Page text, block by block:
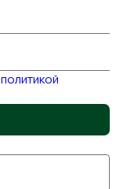
политикой